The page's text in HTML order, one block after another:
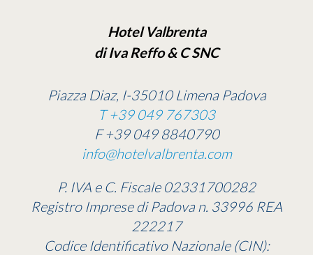
Hotel Valbrenta
di Iva Reffo & C SNC
Piazza Diaz, I-35010 Limena Padova
T +39 049 767303
F +39 049 8840790
info@hotelvalbrenta.com
P. IVA e C. Fiscale 02331700282
Registro Imprese di Padova n. 33996 REA
222217
Codice Identificativo Nazionale (CIN):